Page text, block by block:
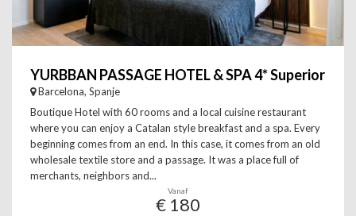
YURBBAN PASSAGE HOTEL & SPA 4* Superior
Barcelona, Spanje
Boutique Hotel with 60 rooms and a local cuisine restaurant
where you can enjoy a Catalan style breakfast and a spa. Every
beginning comes from an end. In this case, it comes from an old
wholesale textile store and a passage. It was a place full of
merchants, neighbors and...
Vanaf
€ 180